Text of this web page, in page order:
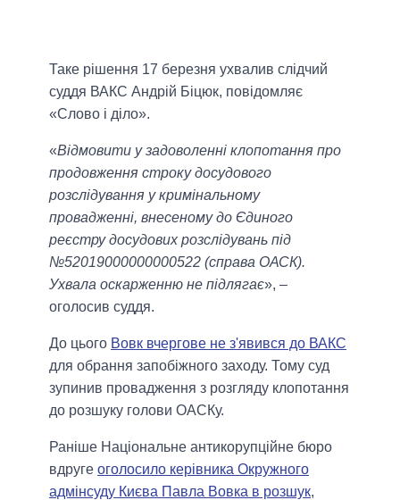
Таке рішення 17 березня ухвалив слідчий
суддя ВАКС Андрій Біцюк, повідомляє
«Слово і діло».
«Відмовити у задоволенні клопотання про
продовження строку досудового
розслідування у кримінальному
провадженні, внесеному до Єдиного
реєстру досудових розслідувань під
№52019000000000522 (справа ОАСК).
Ухвала оскарженню не підлягає», –
оголосив суддя.
До цього Вовк вчергове не з'явився до ВАКС
для обрання запобіжного заходу. Тому суд
зупинив провадження з розгляду клопотання
до розшуку голови ОАСКу.
Раніше Національне антикорупційне бюро
вдруге оголосило керівника Окружного
адмінсуду Києва Павла Вовка в розшук,